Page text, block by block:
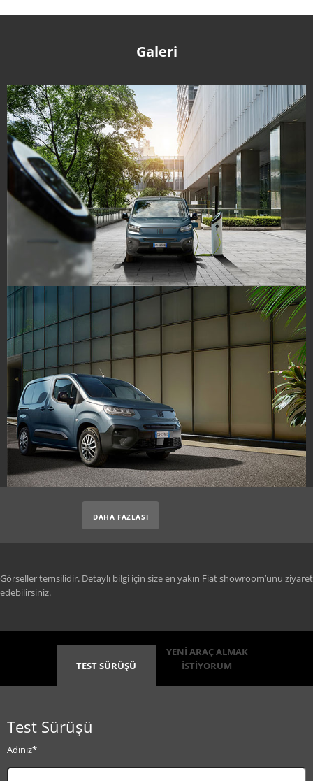
Galeri
DAHA FAZLASI
Görseller temsilidir. Detaylı bilgi için size en yakın Fiat showroom’unu ziyaret
edebilirsiniz.
TEST SÜRÜŞÜ
YENİ ARAÇ ALMAK
İSTİYORUM
Test Sürüşü
Adınız*